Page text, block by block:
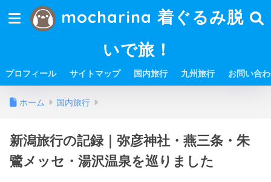
mocharina 着ぐるみ脱
いで旅！
プロフィール サイトマップ 国内旅行 九州旅行 お問い合
ホーム 国内旅行
新潟旅行の記録｜弥彦神社・燕三条・朱
鷺メッセ・湯沢温泉を巡りました